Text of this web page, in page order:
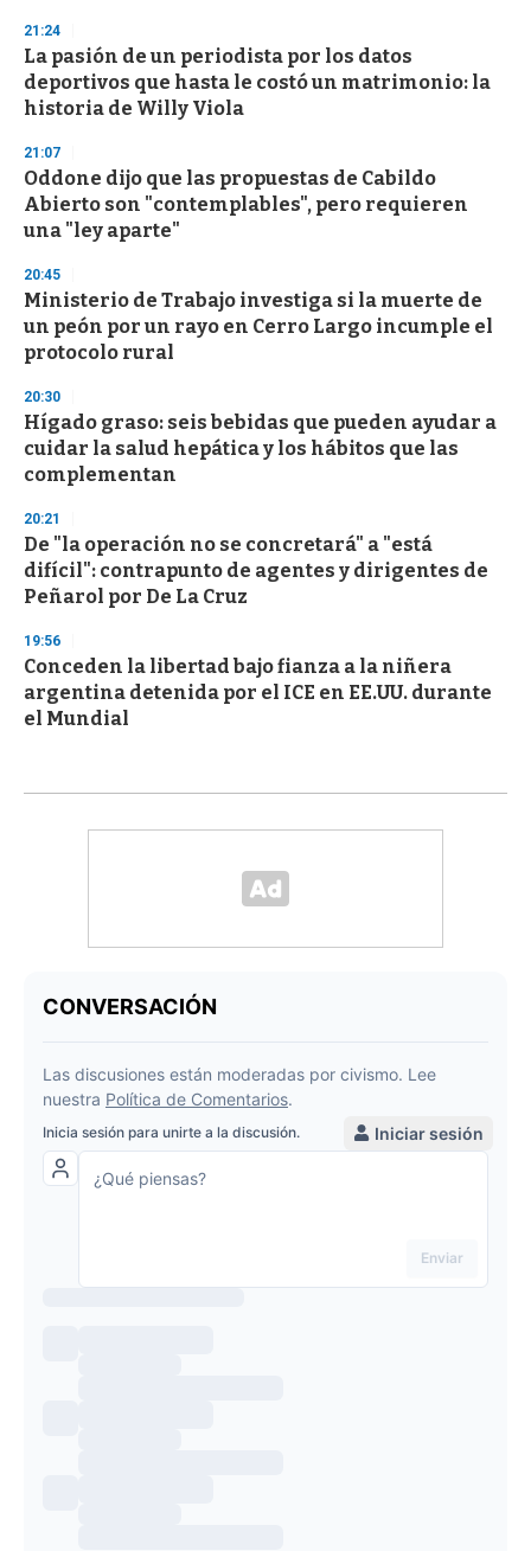
21:24
La pasión de un periodista por los datos
deportivos que hasta le costó un matrimonio: la
historia de Willy Viola
21:07
Oddone dijo que las propuestas de Cabildo
Abierto son "contemplables", pero requieren
una "ley aparte"
20:45
Ministerio de Trabajo investiga si la muerte de
un peón por un rayo en Cerro Largo incumple el
protocolo rural
20:30
Hígado graso: seis bebidas que pueden ayudar a
cuidar la salud hepática y los hábitos que las
complementan
20:21
De "la operación no se concretará" a "está
difícil": contrapunto de agentes y dirigentes de
Peñarol por De La Cruz
19:56
Conceden la libertad bajo fianza a la niñera
argentina detenida por el ICE en EE.UU. durante
el Mundial